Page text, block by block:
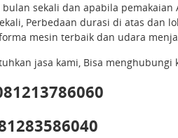
bulan sekali dan apabila
Perbedaan durasi di atas dan
mesin terbaik dan udara
jasa kami, Bisa